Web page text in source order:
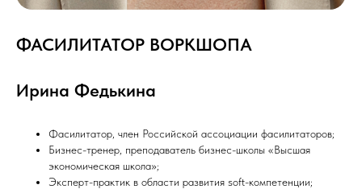
ФАСИЛИТАТОР ВОРКШОПА
Ирина Федькина
Фасилитатор, член Российской ассоциации фасилитаторов;
Бизнес-тренер, преподаватель бизнес-школы «Высшая
экономическая школа»;
Эксперт-практик в области развития soft-компетенции;